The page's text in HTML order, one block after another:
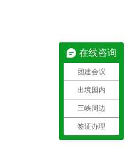
在线咨询
团建会议
出境国内
三峡周边
签证办理